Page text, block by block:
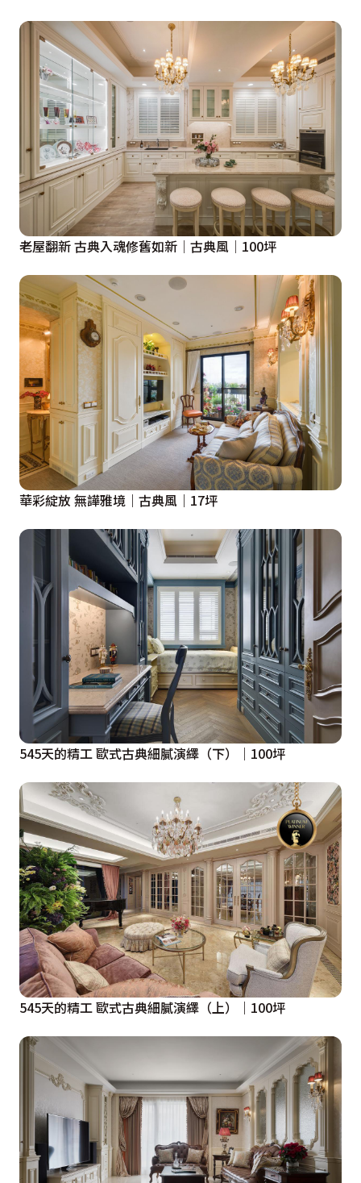
老屋翻新 古典入魂修舊如新│古典風│100坪
華彩綻放 無譁雅境｜古典風｜17坪
545天的精工 歐式古典細膩演繹（下）｜100坪
545天的精工 歐式古典細膩演繹（上）｜100坪